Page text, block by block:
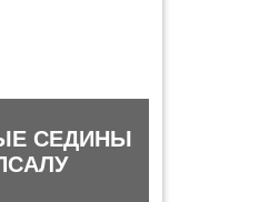
СЕДИНЫ